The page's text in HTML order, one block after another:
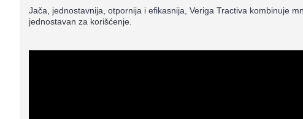
Jača, jednostavnija, otpornija i efikasnija, Veriga Tractiva kombinuje
jednostavan za korišćenje.